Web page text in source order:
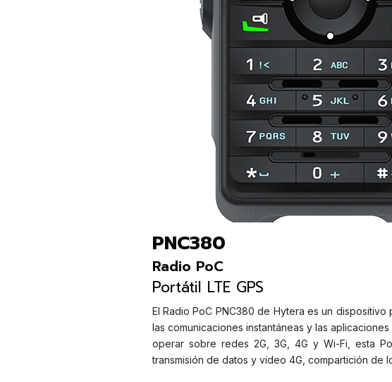
PNC380
Radio PoC
Portátil LTE GPS
El Radio PoC PNC380 de Hytera es un
las comunicaciones instantáneas y las
operar sobre redes 2G, 3G, 4G y Wi-Fi, esta
transmisión de datos y video 4G, compartición de